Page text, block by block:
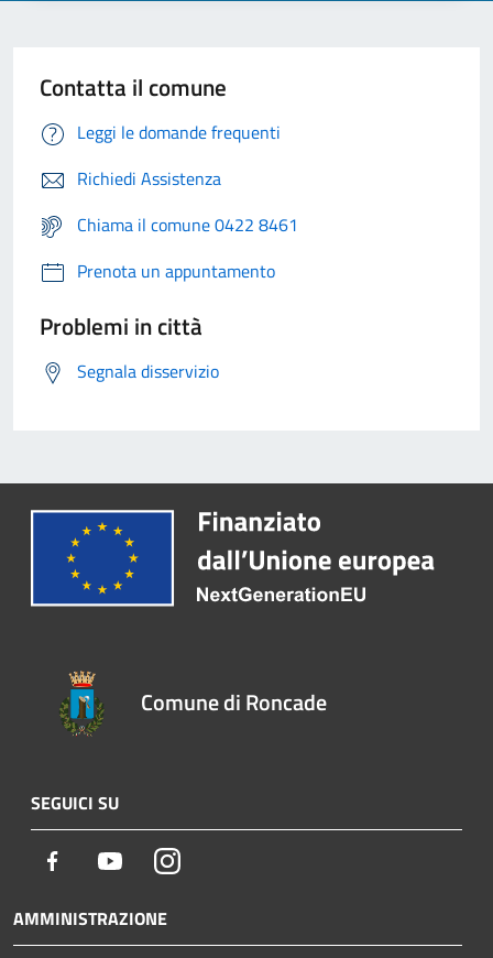
Contatta il comune
Leggi le domande frequenti
Richiedi Assistenza
Chiama il comune 0422 8461
Prenota un appuntamento
Problemi in città
Segnala disservizio
Comune di Roncade
SEGUICI SU
Facebook YoutubeInstagram
AMMINISTRAZIONE